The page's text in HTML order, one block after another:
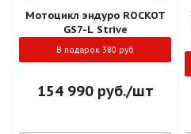
Мотоцикл эндуро ROCKOT
GS7-L Strive
В подарок 380 руб
154 990руб./шт